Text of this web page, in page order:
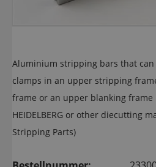
Aluminium stripping bars that
clamps in an upper stripping
frame or an upper blanking frame
HEIDELBERG or other diecutting
Stripping Parts)